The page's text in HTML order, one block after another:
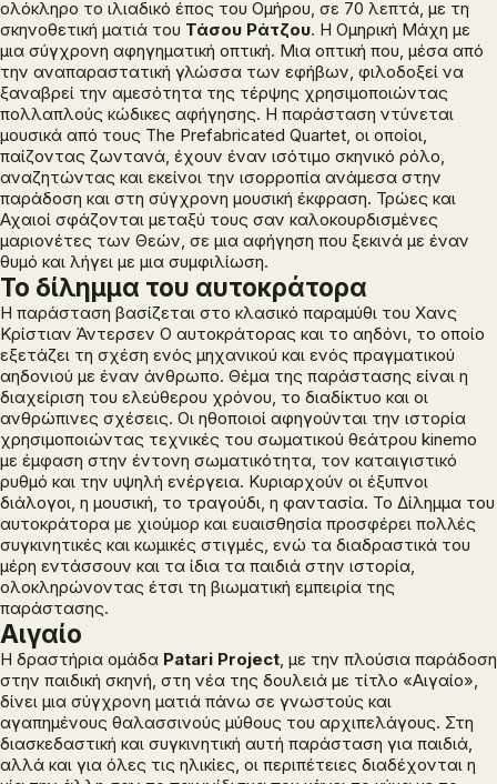
ολόκληρο το ιλιαδικό έπος του Ομήρου, σε 70 λεπτά, με τη
σκηνοθετική ματιά του Τάσου Ράτζου. Η Ομηρική Μάχη με
μια σύγχρονη αφηγηματική οπτική. Μια οπτική που, μέσα από
την αναπαραστατική γλώσσα των εφήβων, φιλοδοξεί να
ξαναβρεί την αμεσότητα της τέρψης χρησιμοποιώντας
πολλαπλούς κώδικες αφήγησης. Η παράσταση ντύνεται
μουσικά από τους Τhe Prefabricated Quartet, οι οποίοι,
παίζοντας ζωντανά, έχουν έναν ισότιμο σκηνικό ρόλο,
αναζητώντας και εκείνοι την ισορροπία ανάμεσα στην
παράδοση και στη σύγχρονη μουσική έκφραση. Τρώες και
Αχαιοί σφάζονται μεταξύ τους σαν καλοκουρδισμένες
μαριονέτες των Θεών, σε μια αφήγηση που ξεκινά με έναν
θυμό και λήγει με μια συμφιλίωση.
Το δίλημμα του αυτοκράτορα
Η παράσταση βασίζεται στο κλασικό παραμύθι του Χανς
Κρίστιαν Άντερσεν Ο αυτοκράτορας και το αηδόνι, το οποίο
εξετάζει τη σχέση ενός μηχανικού και ενός πραγματικού
αηδονιού με έναν άνθρωπο. Θέμα της παράστασης είναι η
διαχείριση του ελεύθερου χρόνου, το διαδίκτυο και οι
ανθρώπινες σχέσεις. Οι ηθοποιοί αφηγούνται την ιστορία
χρησιμοποιώντας τεχνικές του σωματικού θεάτρου kinemo
με έμφαση στην έντονη σωματικότητα, τον καταιγιστικό
ρυθμό και την υψηλή ενέργεια. Κυριαρχούν οι έξυπνοι
διάλογοι, η μουσική, το τραγούδι, η φαντασία. Το Δίλημμα του
αυτοκράτορα με χιούμορ και ευαισθησία προσφέρει πολλές
συγκινητικές και κωμικές στιγμές, ενώ τα διαδραστικά του
μέρη εντάσσουν και τα ίδια τα παιδιά στην ιστορία,
ολοκληρώνοντας έτσι τη βιωματική εμπειρία της
παράστασης.
Αιγαίο
Η δραστήρια ομάδα Patari Project, με την πλούσια παράδοση
στην παιδική σκηνή, στη νέα της δουλειά με τίτλο «Αιγαίο»,
δίνει μια σύγχρονη ματιά πάνω σε γνωστούς και
αγαπημένους θαλασσινούς μύθους του αρχιπελάγους. Στη
διασκεδαστική και συγκινητική αυτή παράσταση για παιδιά,
αλλά και για όλες τις ηλικίες, οι περιπέτειες διαδέχονται η